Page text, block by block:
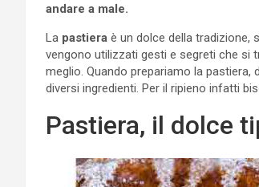
andare a male.
La pastiera è un dolce della tradizione,
vengono utilizzati gesti e segreti che si
meglio. Quando prepariamo la
diversi ingredienti. Per il ripieno infatti
Pastiera, il dolce